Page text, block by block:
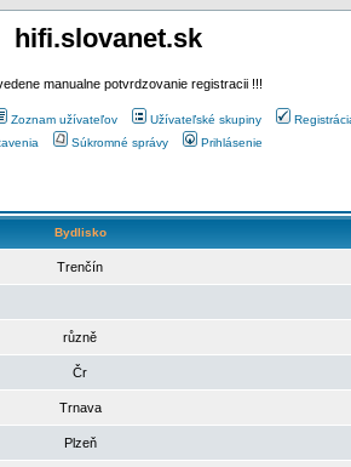
hifi.slovanet.sk
manualne potvrdzovanie registracii !!!
Zoznam užívateľov Užívateľské skupiny
Súkromné správy Prihlásenie
Bydlisko
Trenčín
různě
Čr
Trnava
Plzeň